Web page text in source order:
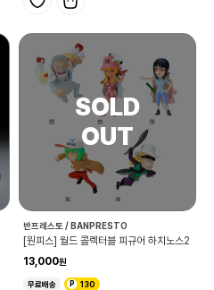
반프레스토 / BANPRESTO
[원피스] 월드 콜렉터블 피규어 하치노스2
13,000
무료배송 130